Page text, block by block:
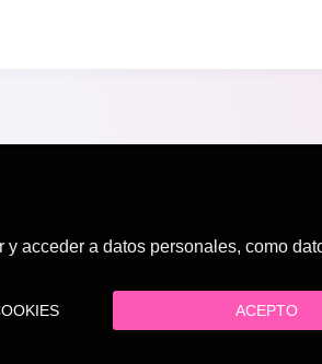
acceder a datos personales, como
ACEPTO